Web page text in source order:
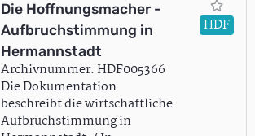
Die Hoffnungsmacher -
Aufbruchstimmung in
Hermannstadt
Archivnummer: HDF005366
Die Dokumentation
beschreibt die wirtschaftliche
Aufbruchstimmung in
HDF